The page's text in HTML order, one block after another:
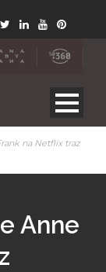
na Netflix traz
Anne